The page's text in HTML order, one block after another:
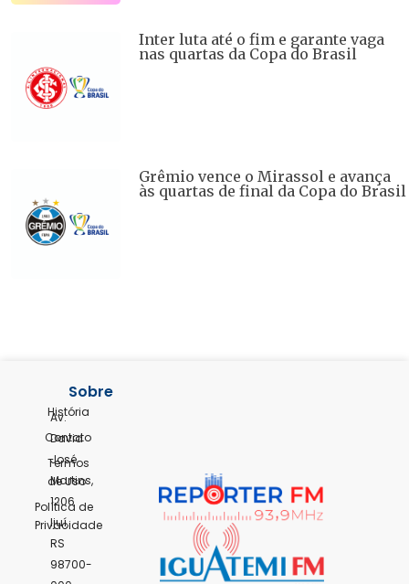
Inter luta até o fim e garante vaga
nas quartas da Copa do Brasil
Grêmio vence o Mirassol e avança
às quartas de final da Copa do Brasil
Av.
David
José
Martins,
1206
Ijuí,
RS
98700-
Sobre
História
Contato
Termos
de Uso
Política de
Privacidade